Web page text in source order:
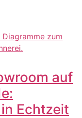
auf
Echtzeit